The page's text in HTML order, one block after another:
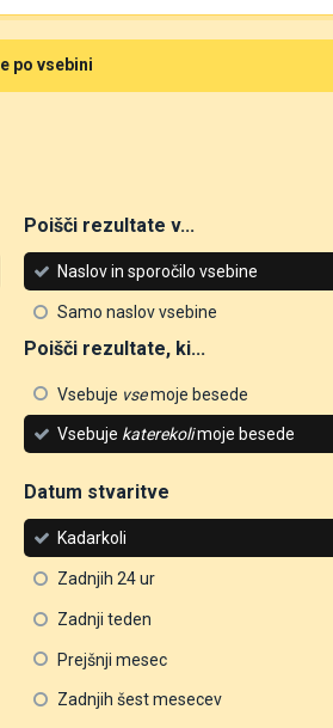
po vsebini
Poišči rezultate v...
Naslov in sporočilo vsebine
Samo naslov vsebine
Poišči rezultate, ki...
Vsebuje vsemoje besede
Vsebuje katerekolimoje besede
Datum stvaritve
Kadarkoli
Zadnjih 24 ur
Zadnji teden
Prejšnji mesec
Zadnjih šest mesecev